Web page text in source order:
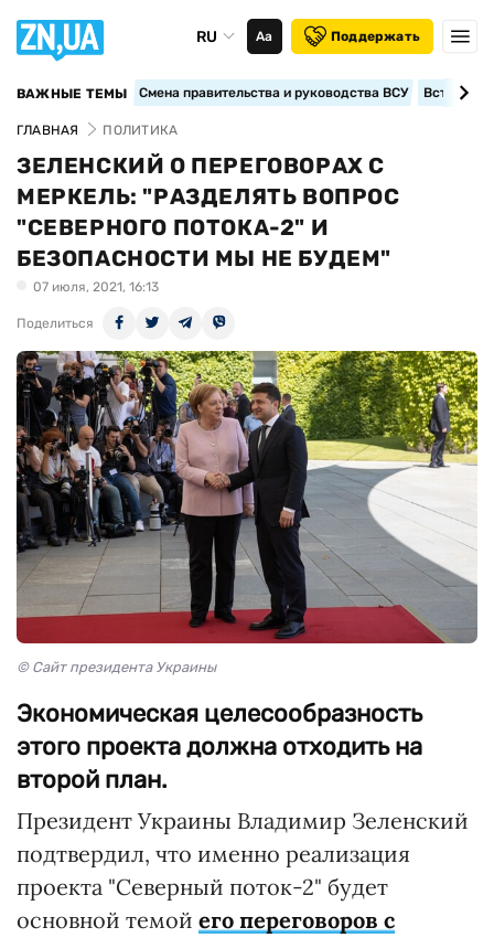
RU Аа Поддержать
ВАЖНЫЕ ТЕМЫ Смена правительства и руководства ВСУ
ГЛАВНАЯ ПОЛИТИКА
ЗЕЛЕНСКИЙ О ПЕРЕГОВОРАХ С
МЕРКЕЛЬ: "РАЗДЕЛЯТЬ ВОПРОС
"СЕВЕРНОГО ПОТОКА-2" И
БЕЗОПАСНОСТИ МЫ НЕ БУДЕМ"
07 июля, 2021, 16:13
Поделиться
© Сайт президента Украины
Экономическая целесообразность
этого проекта должна отходить на
второй план.
Президент Украины Владимир Зеленский
подтвердил, что именно реализация
проекта "Северный поток-2" будет
основной темой его переговоров с